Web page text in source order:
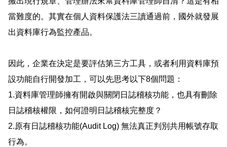
當難度的。其實在個人資料保護法三讀通過前，國外就發展
出資料庫行為監控產品。
因此，企業在決定是要評估第三方工具，或者利用資料庫預
設功能自行開發加工，可以先思考以下8個問題：
1.資料庫管理師擁有開啟與關閉日誌稽核功能，也具有刪除
日誌稽核權限，如何證明日誌稽核完整度？
2.原有日誌稽核功能(Audit Log) 無法真正判別共用帳號存取
行為。